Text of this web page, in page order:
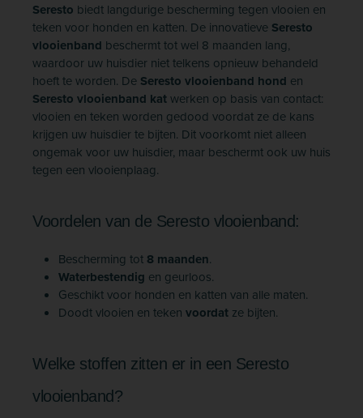
Seresto biedt langdurige bescherming tegen vlooien en
teken voor honden en katten. De innovatieve Seresto
vlooienband beschermt tot wel 8 maanden lang,
waardoor uw huisdier niet telkens opnieuw behandeld
hoeft te worden. De Seresto vlooienband hond en
Seresto vlooienband katwerken op basis van contact:
vlooien en teken worden gedood voordat ze de kans
krijgen uw huisdier te bijten. Dit voorkomt niet alleen
ongemak voor uw huisdier, maar beschermt ook uw huis
tegen een vlooienplaag.
Voordelen van de Seresto vlooienband:
Bescherming tot 8 maanden.
Waterbestendig en geurloos.
Geschikt voor honden en katten van alle maten.
Doodt vlooien en teken voordat ze bijten.
Welke stoffen zitten er in een Seresto
vlooienband?